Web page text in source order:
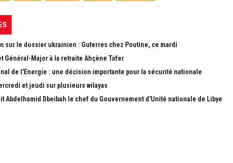
sur le dossier ukrainien : Guterres chez Poutine, ce mardi
Général-Major à la retraite Ahçène Tafer
de l'Energie : une décision importante pour la sécurité nationale
et jeudi sur plusieurs wilayas
Abdelhamid Dbeibah le chef du Gouvernement d'Unité nationale de Libye